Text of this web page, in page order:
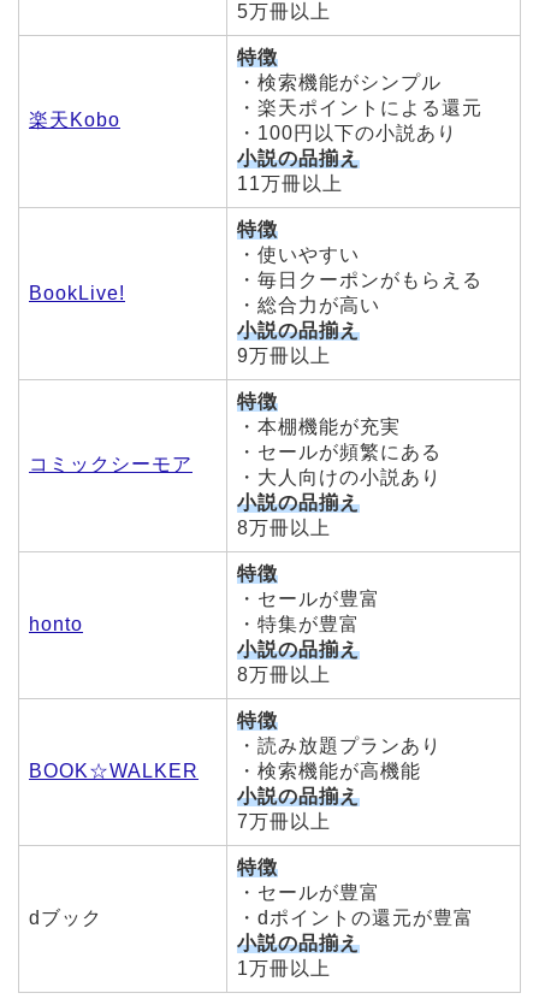
5万冊以上
楽天Kobo
特徴
・検索機能がシンプル
・楽天ポイントによる還元
・100円以下の小説あり
小説の品揃え
11万冊以上
BookLive!
特徴
・使いやすい
・毎日クーポンがもらえる
・総合力が高い
小説の品揃え
9万冊以上
コミックシーモア
特徴
・本棚機能が充実
・セールが頻繁にある
・大人向けの小説あり
小説の品揃え
8万冊以上
honto
特徴
・セールが豊富
・特集が豊富
小説の品揃え
8万冊以上
BOOK☆WALKER
特徴
・読み放題プランあり
・検索機能が高機能
小説の品揃え
7万冊以上
dブック
特徴
・セールが豊富
・dポイントの還元が豊富
小説の品揃え
1万冊以上